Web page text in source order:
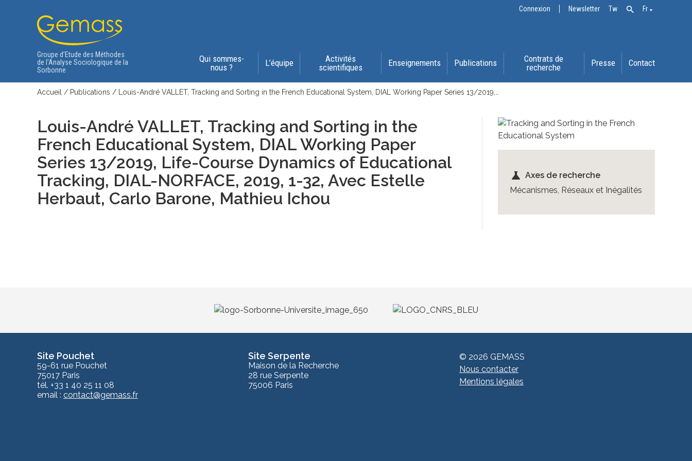
Connexion Newsletter Tw Fr
Groupe d’Etude des Méthodes
de l’Analyse Sociologique de la
Sorbonne
Qui sommes-
nous ?
L’équipe
Activités
scientifiques
Enseignements Publications
Contrats de
recherche
Presse Contact
Accueil / Publications / Louis-André VALLET, Tracking and Sorting in the French Educational System, DIAL Working Paper Series 13/2019,…
Louis-André VALLET, Tracking and Sorting in the
French Educational System, DIAL Working Paper
Series 13/2019, Life-Course Dynamics of Educational
Tracking, DIAL-NORFACE, 2019, 1-32, Avec Estelle
Herbaut, Carlo Barone, Mathieu Ichou
science Axes de recherche
Mécanismes, Réseaux et Inégalités
Site Pouchet
59-61 rue Pouchet
75017 Paris
tél. +33 1 40 25 11 08
email : contact@gemass.fr
Site Serpente
Maison de la Recherche
28 rue Serpente
75006 Paris
© 2026 GEMASS
Nous contacter
Mentions légales